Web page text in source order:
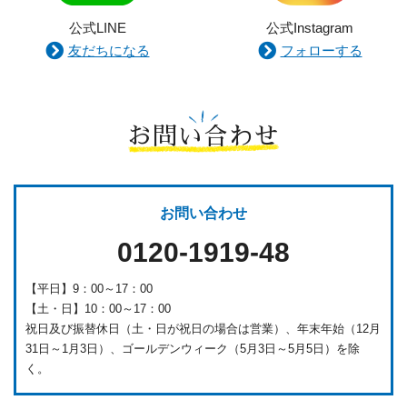
公式LINE
友だちになる
公式Instagram
フォローする
お問い合わせ
お問い合わせ
0120-1919-48
【平日】9：00～17：00
【土・日】10：00～17：00
祝日及び振替休日（土・日が祝日の場合は営業）、年末年始（12月
31日～1月3日）、ゴールデンウィーク（5月3日～5月5日）を除
く。